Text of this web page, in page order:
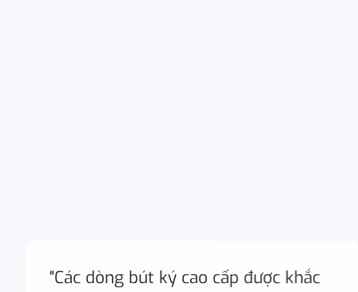
"Các dòng bút ký cao cấp được khắc